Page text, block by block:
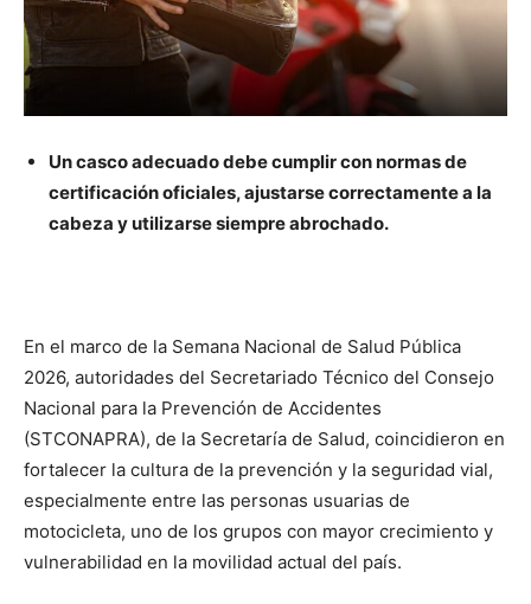
Un casco adecuado debe cumplir con normas de
certificación oficiales, ajustarse correctamente a la
cabeza y utilizarse siempre abrochado.
En el marco de la Semana Nacional de Salud Pública
2026, autoridades del Secretariado Técnico del Consejo
Nacional para la Prevención de Accidentes
(STCONAPRA), de la Secretaría de Salud, coincidieron en
fortalecer la cultura de la prevención y la seguridad vial,
especialmente entre las personas usuarias de
motocicleta, uno de los grupos con mayor crecimiento y
vulnerabilidad en la movilidad actual del país.